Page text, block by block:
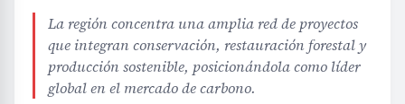
La región concentra una amplia red de proyectos
que integran conservación, restauración forestal y
producción sostenible, posicionándola como líder
global en el mercado de carbono.